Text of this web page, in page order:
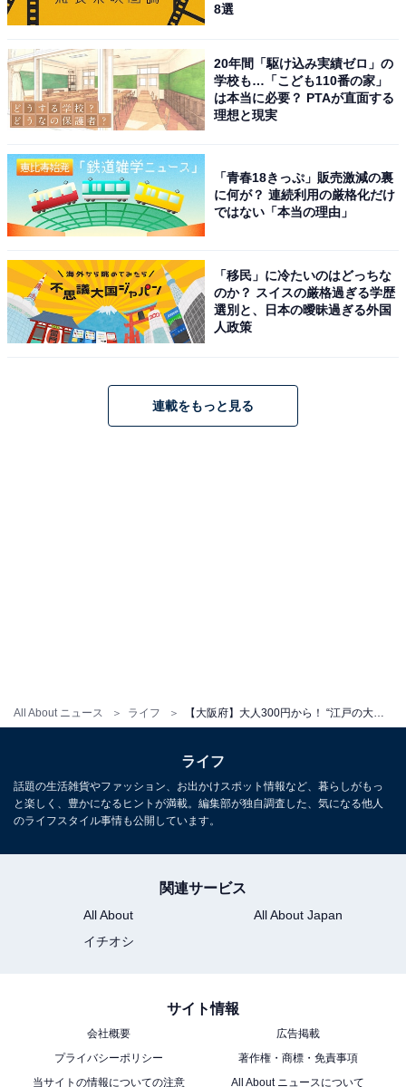
All About ニュース ライフ
大阪歴史博物館（出典元：JWCohen / Shutterstock.com）
大阪市中央区・大阪城公園に隣接する「大阪歴史博物館
（愛称：なにわ歴博）」は、NHK大阪放送局と共同で建
設された10階建ての歴史博物館です。
大阪の通史を古代から近代まで4フロアにわたって展示
しており、エレベーターで移動するたびに時代を行き来
も楽しめます（無料）。常設展の観覧料は大人600円・
高校大学生400円・中学生以下無料とリーズナブルで
す。
開館時間
※火曜休館（祝日の場合は翌日）、年末年始（12/28〜
電車：大阪メトロ谷町線・中央線「谷町四丁目駅」2
8選
20年間「駆け込み実績ゼロ」の
学校も…「こども110番の家」
は本当に必要？ PTAが直面する
理想と現実
「青春18きっぷ」販売激減の裏
に何が？ 連続利用の厳格化だけ
ではない「本当の理由」
「移民」に冷たいのはどっちな
のか？ スイスの厳格過ぎる学歴
選別と、日本の曖昧過ぎる外国
人政策
連載をもっと見る
ライフ
話題の生活雑貨やファッション、お出かけスポット情報など、暮らしがもっ
と楽しく、豊かになるヒントが満載。編集部が独自調査した、気になる他人
のライフスタイル事情も公開しています。
関連サービス
All About
All About Japan
イチオシ
サイト情報
会社概要
広告掲載
プライバシーポリシー
著作権・商標・免責事項
当サイトの情報についての注意
All About ニュースについて